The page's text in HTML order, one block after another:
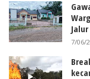
7/06/